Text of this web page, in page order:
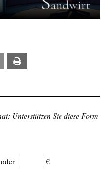
Email
Unterstützen Sie diese Form
oder €